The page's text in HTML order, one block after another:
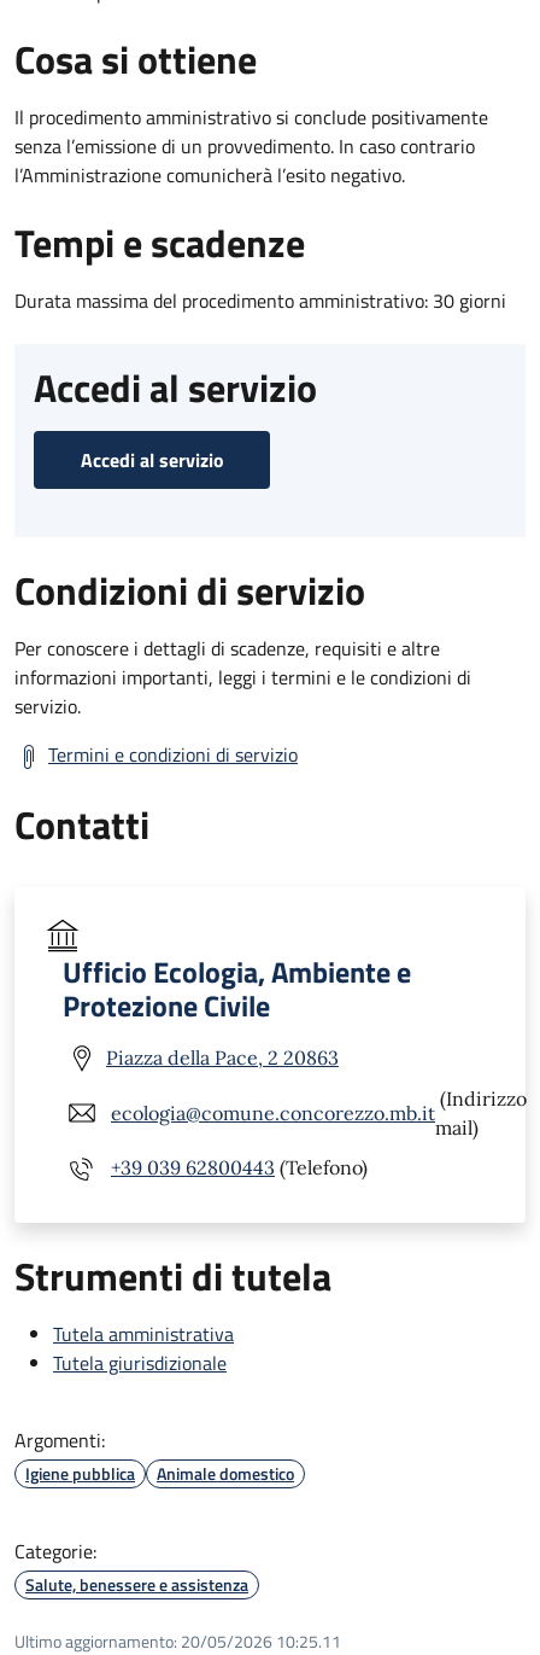
Cosa si ottiene
Il procedimento amministrativo si conclude positivamente
senza l’emissione di un provvedimento. In caso contrario
l’Amministrazione comunicherà l’esito negativo.
Tempi e scadenze
Durata massima del procedimento amministrativo: 30 giorni
Accedi al servizio
Accedi al servizio
Condizioni di servizio
Per conoscere i dettagli di scadenze, requisiti e altre
informazioni importanti, leggi i termini e le condizioni di
servizio.
Termini e condizioni di servizio
Contatti
Ufficio Ecologia, Ambiente e
Protezione Civile
Piazza della Pace, 2 20863
ecologia@comune.concorezzo.mb.it
(Indirizzo
mail)
+39 039 62800443 (Telefono)
Strumenti di tutela
Tutela amministrativa
Tutela giurisdizionale
Argomenti:
Igiene pubblica Animale domestico
Categorie:
Salute, benessere e assistenza
Ultimo aggiornamento: 20/05/2026 10:25.11